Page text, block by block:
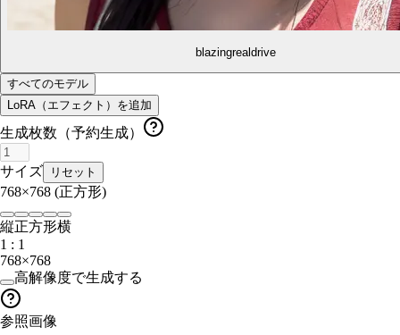
blazingrealdrive
すべてのモデル
LoRA（エフェクト）を追加
生成枚数（予約生成）
サイズ リセット
768×768 (正方形)
縦正方形横
1 : 1
768×768
高解像度で生成する
参照画像